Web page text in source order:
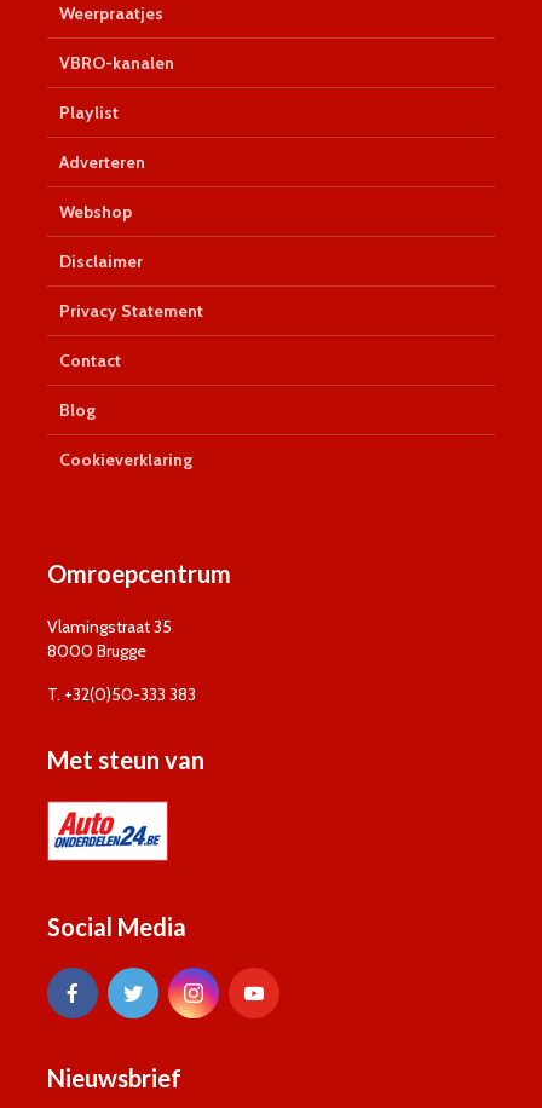
Weerpraatjes
VBRO-kanalen
Playlist
Adverteren
Webshop
Disclaimer
Privacy Statement
Contact
Blog
Cookieverklaring
Omroepcentrum
Vlamingstraat 35
8000 Brugge
T. +32(0)50-333 383
Met steun van
Social Media
Nieuwsbrief